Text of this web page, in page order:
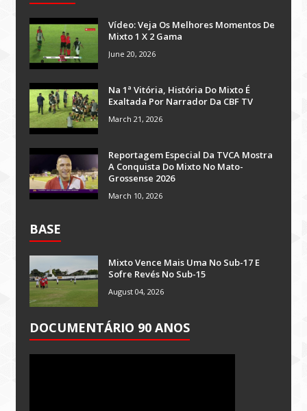
Vídeo: Veja Os Melhores Momentos De
Mixto 1 X 2 Gama
June 20, 2026
Na 1ª Vitória, História Do Mixto É
Exaltada Por Narrador Da CBF TV
March 21, 2026
Reportagem Especial Da TVCA Mostra
A Conquista Do Mixto No Mato-
Grossense 2026
March 10, 2026
BASE
Mixto Vence Mais Uma No Sub-17 E
Sofre Revés No Sub-15
August 04, 2026
DOCUMENTÁRIO 90 ANOS